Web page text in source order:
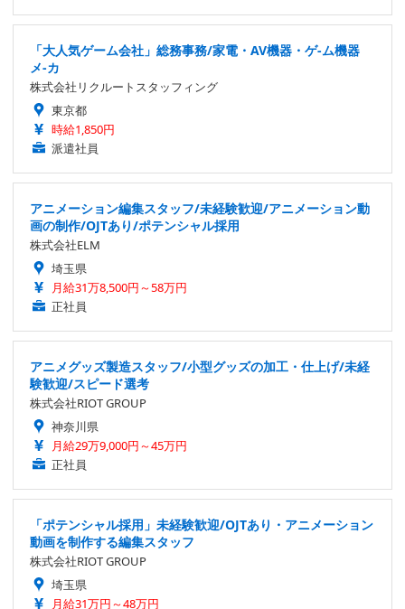
「大人気ゲーム会社」総務事務/家電・AV機器・ゲ-ム機器
メ-カ
株式会社リクルートスタッフィング
東京都
時給1,850円
派遣社員
アニメーション編集スタッフ/未経験歓迎/アニメーション動
画の制作/OJTあり/ポテンシャル採用
株式会社ELM
埼玉県
月給31万8,500円～58万円
正社員
アニメグッズ製造スタッフ/小型グッズの加工・仕上げ/未経
験歓迎/スピード選考
株式会社RIOT GROUP
神奈川県
月給29万9,000円～45万円
正社員
「ポテンシャル採用」未経験歓迎/OJTあり・アニメーション
動画を制作する編集スタッフ
株式会社RIOT GROUP
埼玉県
月給31万円～48万円